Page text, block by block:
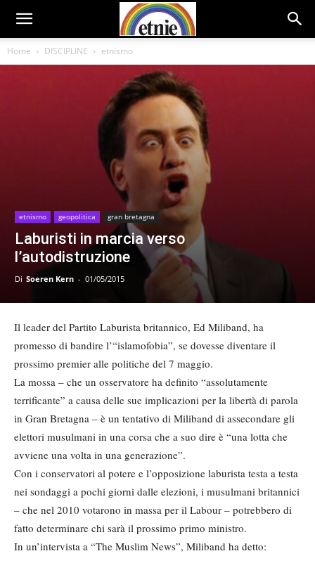
Home DISCIPLINE etnismo
etnismo geopolitica gran bretagna
Laburisti in marcia verso
l’autodistruzione
Di Soeren Kern - 01/05/2015
Il leader del Partito Laburista britannico, Ed Miliband, ha
promesso di bandire l’“islamofobia”, se dovesse diventare il
prossimo premier alle politiche del 7 maggio.
La mossa – che un osservatore ha definito “assolutamente
terrificante” a causa delle sue implicazioni per la libertà di parola
in Gran Bretagna – è un tentativo di Miliband di assecondare gli
elettori musulmani in una corsa che a suo dire è “una lotta che
avviene una volta in una generazione”.
Con i conservatori al potere e l’opposizione laburista testa a testa
nei sondaggi a pochi giorni dalle elezioni, i musulmani britannici
– che nel 2010 votarono in massa per il Labour – potrebbero di
fatto determinare chi sarà il prossimo primo ministro.
In un’intervista a “The Muslim News”, Miliband ha detto: